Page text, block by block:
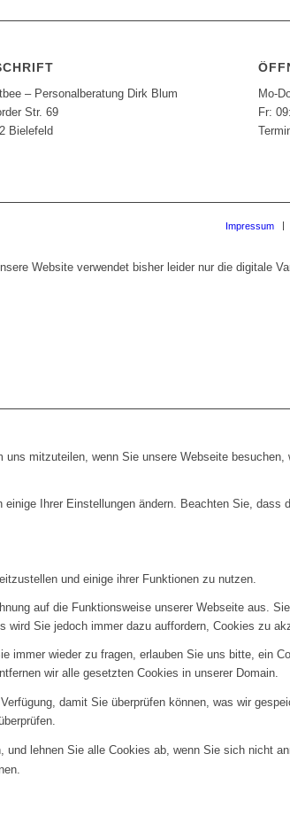
– Personalberatung Dirk Blum
Str. 69
Bielefeld
Mo-
Fr:
Impressum
Website verwendet bisher leider nur die digitale
mitzuteilen, wenn Sie unsere Webseite
Ihrer Einstellungen ändern. Beachten Sie,
und einige ihrer Funktionen zu nutzen.
auf die Funktionsweise unserer Webseite aus.
Sie jedoch immer dazu auffordern, Cookies zu
wieder zu fragen, erlauben Sie uns bitte, ein
wir alle gesetzten Cookies in unserer Domain.
damit Sie überprüfen können, was wir
lehnen Sie alle Cookies ab, wenn Sie sich nicht